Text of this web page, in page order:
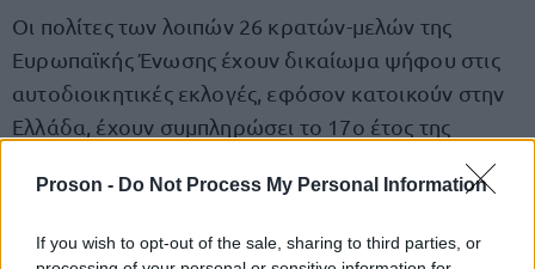
Proson - Do Not Process My Personal Information
If you wish to opt-out of the sale, sharing to third parties, or
Οι πολίτες των λοιπών 26 κρατών-μελών της
Ευρωπαϊκής Ένωσης έχουν δικαίωμα ψήφου στις
αυτοδιοικητικές εκλογές, εφόσον κατοικούν στην
Ελλάδα, έχουν συμπληρώσει το 17ο έτος της
ηλικίας τους και έχουν εγγραφεί στους ειδικούς
εκλογικούς καταλόγους του Δήμου όπου κατοικούν
έχουν στερηθεί το δικαίωμα του εκλέγειν στο